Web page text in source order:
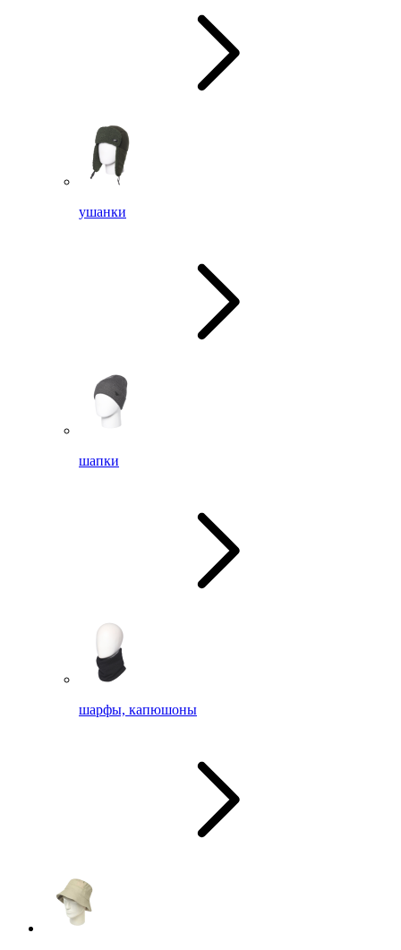
ушанки
шапки
шарфы, капюшоны